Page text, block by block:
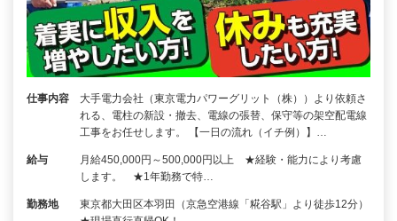
仕事内容
大手電力会社（東京電力パワーグリット（株））より依頼さ
れる、電柱の新設・撤去、電線の張替、保守等の架空配電線
工事をお任せします。 【一日の流れ（イチ例）】…
給与
月給450,000円～500,000円以上 ★経験・能力により考慮
します。 ★1年勤務で特…
勤務地
東京都大田区本羽田（京急空港線「糀谷駅」より徒歩12分）